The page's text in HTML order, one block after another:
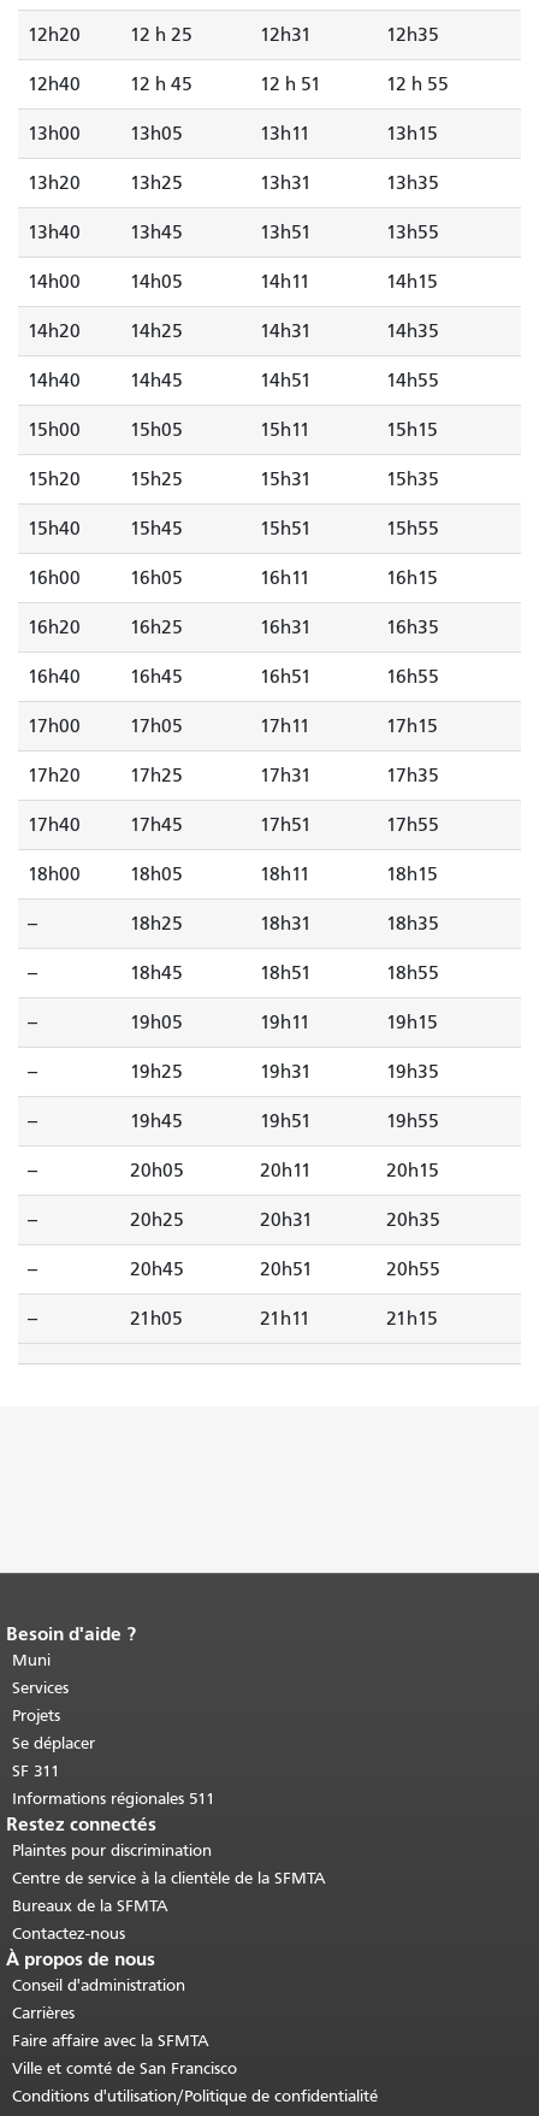
12h20 12 h 25 12h31 12h35
12h40 12 h 45 12 h 51 12 h 55
13h00 13h05 13h11 13h15
13h20 13h25 13h31 13h35
13h40 13h45 13h51 13h55
14h00 14h05 14h11 14h15
14h20 14h25 14h31 14h35
14h40 14h45 14h51 14h55
15h00 15h05 15h11 15h15
15h20 15h25 15h31 15h35
15h40 15h45 15h51 15h55
16h00 16h05 16h11 16h15
16h20 16h25 16h31 16h35
16h40 16h45 16h51 16h55
17h00 17h05 17h11 17h15
17h20 17h25 17h31 17h35
17h40 17h45 17h51 17h55
18h00 18h05 18h11 18h15
-- 18h25 18h31 18h35
-- 18h45 18h51 18h55
-- 19h05 19h11 19h15
-- 19h25 19h31 19h35
-- 19h45 19h51 19h55
-- 20h05 20h11 20h15
-- 20h25 20h31 20h35
-- 20h45 20h51 20h55
-- 21h05 21h11 21h15
Fin du contenu de la page.
cette page se répète sur chaque page.
Retour au haut du contenu principal
Besoin d'aide ?
Muni
Services
Projets
Se déplacer
SF 311
Informations régionales 511
Restez connectés
Plaintes pour discrimination
Centre de service à la clientèle de la SFMTA
Bureaux de la SFMTA
Contactez-nous
À propos de nous
Conseil d'administration
Carrières
Faire affaire avec la SFMTA
Ville et comté de San Francisco
Conditions d'utilisation/Politique de confidentialité